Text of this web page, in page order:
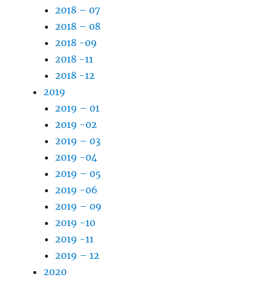
2018 – 07
2018 – 08
2018 -09
2018 -11
2018 -12
2019
2019 – 01
2019 -02
2019 – 03
2019 -04
2019 – 05
2019 -06
2019 – 09
2019 -10
2019 -11
2019 – 12
2020